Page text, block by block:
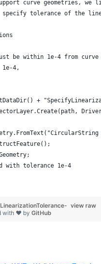
curve geometries, we
specify tolerance of the
be within 1e-4 from curve
1e-4,
+
with tolerance 1e-4
view raw
with ❤ by GitHub